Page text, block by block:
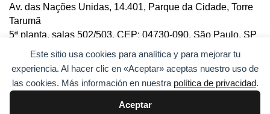
Este sitio usa cookies para analítica y para mejorar tu
experiencia. Al hacer clic en «Aceptar» aceptas nuestro uso de
las cookies. Más información en nuestra política de privacidad.
Aceptar
Av. das Nações Unidas, 14.401, Parque da Cidade, Torre
Tarumã
5ª planta, salas 502/503, CEP: 04730-090, São Paulo, SP